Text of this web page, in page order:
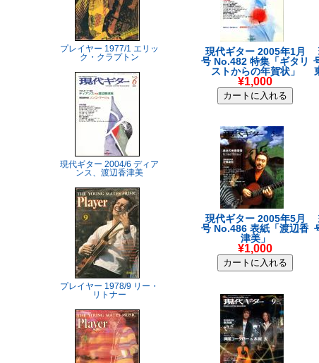
プレイヤー 1977/1 エリッ
ク・クラプトン
現代ギター 2004/6 ディア
ンス、渡辺香津美
プレイヤー 1978/9 リー・
リトナー
現代ギター 2005年1月
号 No.482 特集「ギタリ
ストからの年賀状」
¥1,000
現代ギター 2005年5月
号 No.486 表紙「渡辺香
津美」
¥1,000